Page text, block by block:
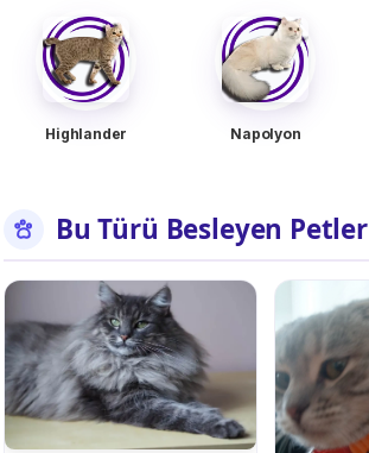
Highlander Napolyon
Bu Türü Besleyen Petler